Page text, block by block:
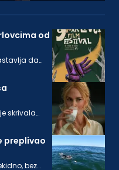
od
da
skrivala
sve češće
preplivao
bez